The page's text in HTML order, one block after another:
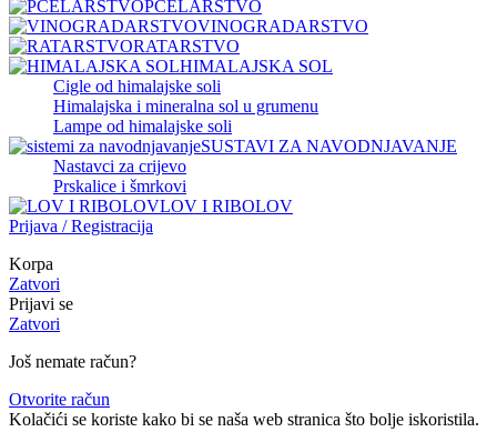
PČELARSTVO
VINOGRADARSTVO
RATARSTVO
HIMALAJSKA SOL
Cigle od himalajske soli
Himalajska i mineralna sol u grumenu
Lampe od himalajske soli
SUSTAVI ZA NAVODNJAVANJE
Nastavci za crijevo
Prskalice i šmrkovi
LOV I RIBOLOV
Prijava / Registracija
Korpa
Zatvori
Prijavi se
Zatvori
Još nemate račun?
Otvorite račun
Kolačići se koriste kako bi se naša web stranica što bolje iskoristila.